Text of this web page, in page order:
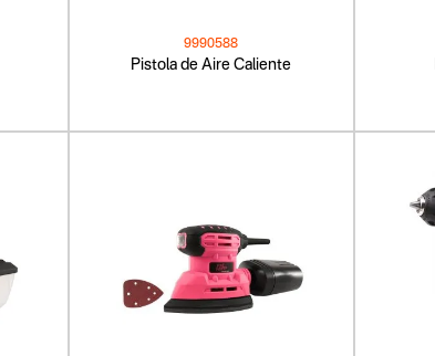
Pistola de Aire Caliente
9990588